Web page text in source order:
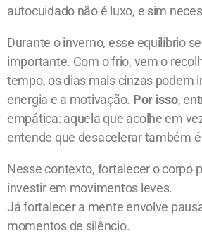
autocuidado não é luxo, e sim
Durante o inverno, esse equilíbrio
importante. Com o frio, vem o
tempo, os dias mais cinzas podem
energia e a motivação. Por isso,
empática: aquela que acolhe em
entende que desacelerar também
Nesse contexto, fortalecer o corpo
investir em movimentos leves.
Já fortalecer a mente envolve
momentos de silêncio.